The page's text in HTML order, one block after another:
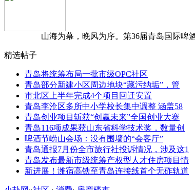
山海为幕，晚风为序。第36届青岛国际啤
精选帖子
青岛将统筹布局一批市级OPC社区
青岛部分新建小区周边地块“藏污纳垢”，管
市北区上半年完成4个项目回迁安置
青岛李沧区多所中小学校长集中调整 涵盖58
青岛创业项目斩获“创赢未来”全国创业大赛
青岛116项成果获山东省科学技术奖，数量创
啤酒节崂山会场：没有围墙的“会客厅”
青岛通报7月份全市旅行社投诉情况，涉及这1
青岛发布最新市级统筹产权型人才住房项目情
新进展！潍宿高铁至青岛连接线首个无砟轨道